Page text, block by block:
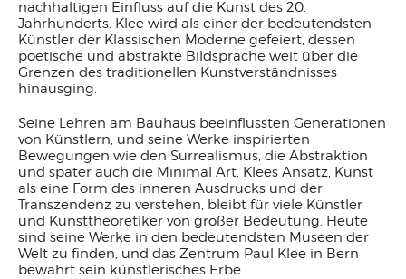
nachhaltigen Einfluss auf die Kunst des 20.
Jahrhunderts. Klee wird als einer der bedeutendsten
Künstler der Klassischen Moderne gefeiert, dessen
poetische und abstrakte Bildsprache weit über die
Grenzen des traditionellen Kunstverständnisses
hinausging.
Seine Lehren am Bauhaus beeinflussten Generationen
von Künstlern, und seine Werke inspirierten
Bewegungen wie den Surrealismus, die Abstraktion
und später auch die Minimal Art. Klees Ansatz, Kunst
als eine Form des inneren Ausdrucks und der
Transzendenz zu verstehen, bleibt für viele Künstler
und Kunsttheoretiker von großer Bedeutung. Heute
sind seine Werke in den bedeutendsten Museen der
Welt zu finden, und das Zentrum Paul Klee in Bern
bewahrt sein künstlerisches Erbe.